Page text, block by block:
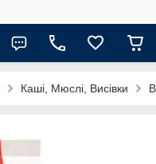
Каші, Мюслі, Висівки